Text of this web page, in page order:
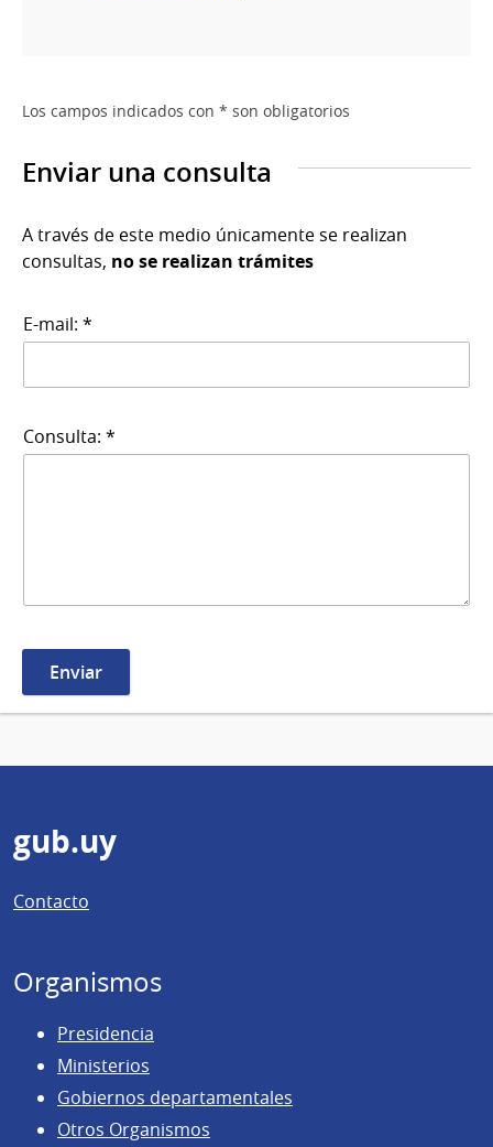
Los campos indicados con * son obligatorios
Enviar una consulta
A través de este medio únicamente se realizan
consultas, no se realizan trámites
E-mail: *
Consulta: *
Pie
de
página
gub.uy
Contacto
Organismos
Presidencia
Ministerios
Gobiernos departamentales
Otros Organismos